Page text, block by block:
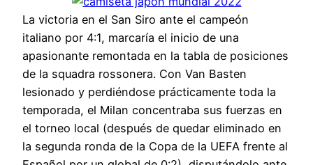
La victoria en el San Siro ante el campeón
italiano por 4:1, marcaría el inicio de una
apasionante remontada en la tabla de posiciones
de la squadra rossonera. Con Van Basten
lesionado y perdiéndose prácticamente toda la
temporada, el Milan concentraba sus fuerzas en
el torneo local (después de quedar eliminado en
la segunda ronda de la Copa de la UEFA frente al